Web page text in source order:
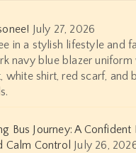
July 27, 2026
in a stylish lifestyle and
navy blue blazer uniform
white shirt, red scarf, and
Bus Journey: A
Calm Control July 26,